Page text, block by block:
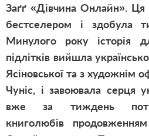
Заґґ «Дівчина Онлайн».
бестселером і здобула
Минулого року історія
підлітків вийшла
Ясіновської та з художнім
Чуніс, і завоювала серця
вже за тиждень
книголюбів